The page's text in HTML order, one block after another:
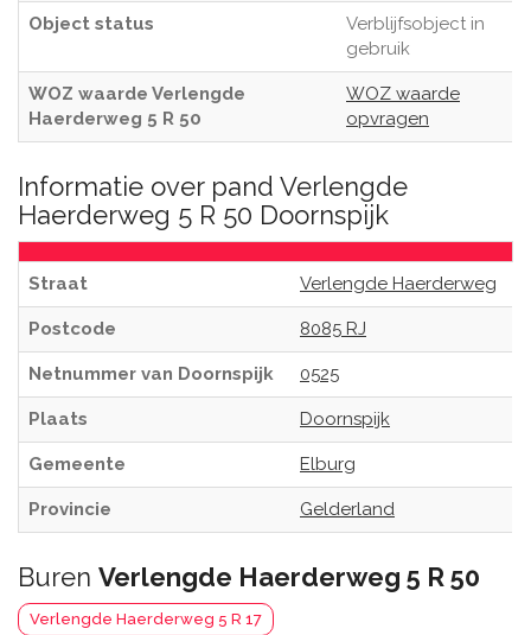
Object status
Verblijfsobject in
gebruik
WOZ waarde Verlengde
Haerderweg 5 R 50
WOZ waarde
opvragen
Informatie over pand Verlengde
Haerderweg 5 R 50 Doornspijk
Straat Verlengde Haerderweg
Postcode 8085 RJ
Netnummer van Doornspijk 0525
Plaats Doornspijk
Gemeente Elburg
Provincie Gelderland
Buren Verlengde Haerderweg 5 R 50
Verlengde Haerderweg 5 R 17